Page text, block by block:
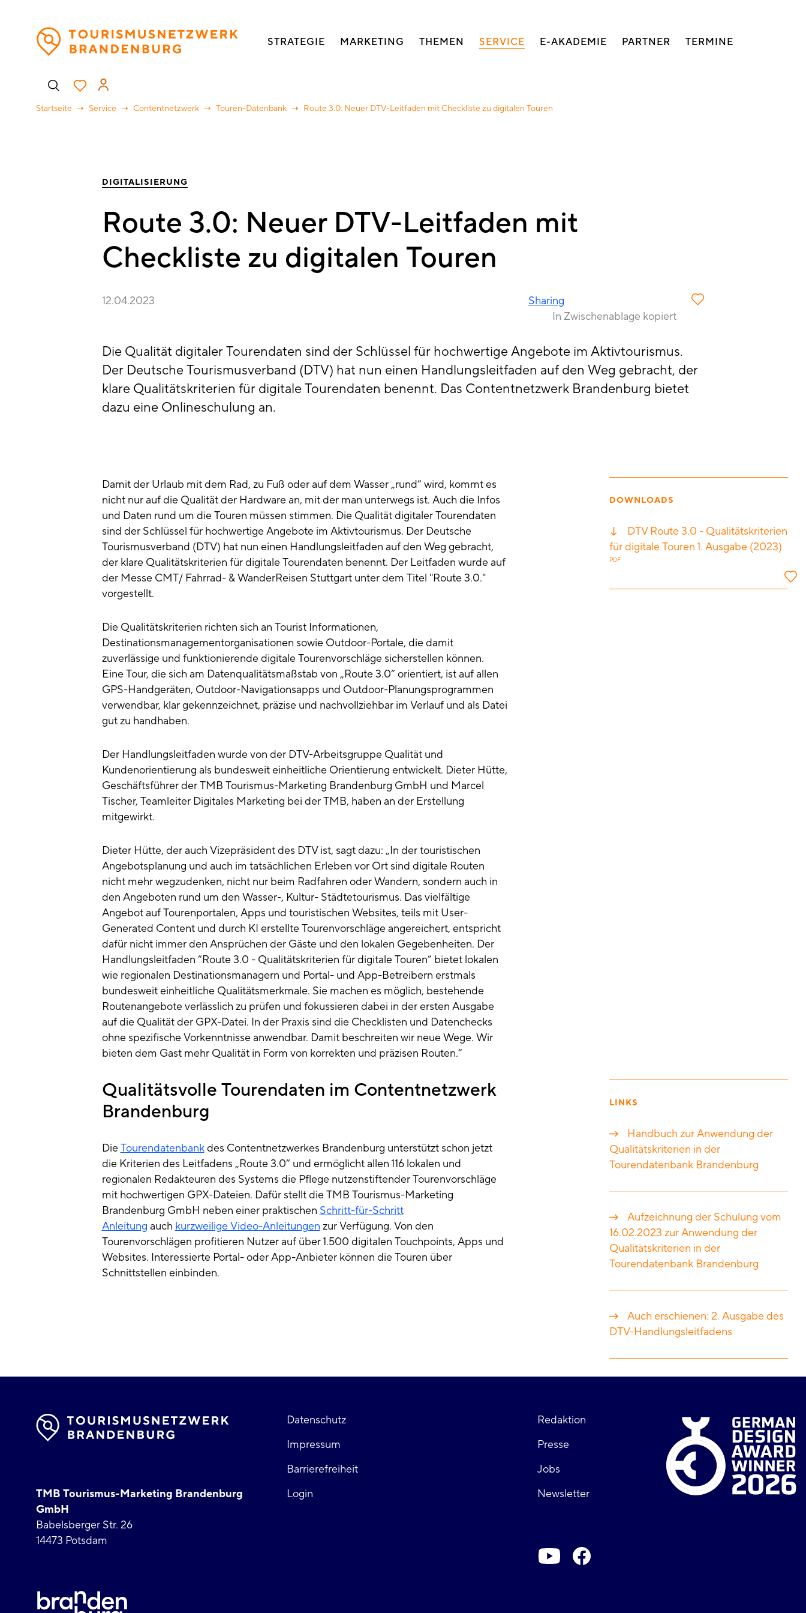
Hauptnavigation
STRATEGIE MARKETING THEMEN SERVICE E-AKADEMIE PARTNER TERMINE
Benutzermenü
Startseite Service Contentnetzwerk Touren-Datenbank Route 3.0: Neuer DTV-Leitfaden mit Checkliste zu digitalen Touren
DIGITALISIERUNG
Route 3.0: Neuer DTV-Leitfaden mit
Checkliste zu digitalen Touren
12.04.2023
Sharing
In Zwischenablage kopiert
Die Qualität digitaler Tourendaten sind der Schlüssel für hochwertige Angebote im Aktivtourismus.
Der Deutsche Tourismusverband (DTV) hat nun einen Handlungsleitfaden auf den Weg gebracht, der
klare Qualitätskriterien für digitale Tourendaten benennt. Das Contentnetzwerk Brandenburg bietet
dazu eine Onlineschulung an.
Damit der Urlaub mit dem Rad, zu Fuß oder auf dem Wasser „rund“ wird, kommt es
nicht nur auf die Qualität der Hardware an, mit der man unterwegs ist. Auch die Infos
und Daten rund um die Touren müssen stimmen. Die Qualität digitaler Tourendaten
sind der Schlüssel für hochwertige Angebote im Aktivtourismus. Der Deutsche
Tourismusverband (DTV) hat nun einen Handlungsleitfaden auf den Weg gebracht,
der klare Qualitätskriterien für digitale Tourendaten benennt. Der Leitfaden wurde auf
der Messe CMT/ Fahrrad- & WanderReisen Stuttgart unter dem Titel "Route 3.0."
vorgestellt.
Die Qualitätskriterien richten sich an Tourist Informationen,
Destinationsmanagementorganisationen sowie Outdoor-Portale, die damit
zuverlässige und funktionierende digitale Tourenvorschläge sicherstellen können.
Eine Tour, die sich am Datenqualitätsmaßstab von „Route 3.0“ orientiert, ist auf allen
GPS-Handgeräten, Outdoor-Navigationsapps und Outdoor-Planungsprogrammen
verwendbar, klar gekennzeichnet, präzise und nachvollziehbar im Verlauf und als Datei
gut zu handhaben.
Der Handlungsleitfaden wurde von der DTV-Arbeitsgruppe Qualität und
Kundenorientierung als bundesweit einheitliche Orientierung entwickelt. Dieter Hütte,
Geschäftsführer der TMB Tourismus-Marketing Brandenburg GmbH und Marcel
Tischer, Teamleiter Digitales Marketing bei der TMB, haben an der Erstellung
mitgewirkt.
Dieter Hütte, der auch Vizepräsident des DTV ist, sagt dazu: „In der touristischen
Angebotsplanung und auch im tatsächlichen Erleben vor Ort sind digitale Routen
nicht mehr wegzudenken, nicht nur beim Radfahren oder Wandern, sondern auch in
den Angeboten rund um den Wasser-, Kultur- Städtetourismus. Das vielfältige
Angebot auf Tourenportalen, Apps und touristischen Websites, teils mit User-
Generated Content und durch KI erstellte Tourenvorschläge angereichert, entspricht
dafür nicht immer den Ansprüchen der Gäste und den lokalen Gegebenheiten. Der
Handlungsleitfaden “Route 3.0 - Qualitätskriterien für digitale Touren” bietet lokalen
wie regionalen Destinationsmanagern und Portal- und App-Betreibern erstmals
bundesweit einheitliche Qualitätsmerkmale. Sie machen es möglich, bestehende
Routenangebote verlässlich zu prüfen und fokussieren dabei in der ersten Ausgabe
auf die Qualität der GPX-Datei. In der Praxis sind die Checklisten und Datenchecks
ohne spezifische Vorkenntnisse anwendbar. Damit beschreiten wir neue Wege. Wir
bieten dem Gast mehr Qualität in Form von korrekten und präzisen Routen.“
DOWNLOADS
DTV Route 3.0 - Qualitätskriterien
für digitale Touren 1. Ausgabe (2023)
PDF
Qualitätsvolle Tourendaten im Contentnetzwerk
Brandenburg
DieTourendatenbankdes Contentnetzwerkes Brandenburg unterstützt schon jetzt
die Kriterien des Leitfadens „Route 3.0“ und ermöglicht allen 116 lokalen und
regionalen Redakteuren des Systems die Pflege nutzenstiftender Tourenvorschläge
mit hochwertigen GPX-Dateien. Dafür stellt die TMB Tourismus-Marketing
Brandenburg GmbH neben einer praktischen Schritt-für-Schritt
Anleitung auch kurzweilige Video-Anleitungen zur Verfügung. Von den
Tourenvorschlägen profitieren Nutzer auf über 1.500 digitalen Touchpoints, Apps und
Websites. Interessierte Portal- oder App-Anbieter können die Touren über
Schnittstellen einbinden.
LINKS
Handbuch zur Anwendung der
Qualitätskriterien in der
Tourendatenbank Brandenburg
Aufzeichnung der Schulung vom
16.02.2023 zur Anwendung der
Qualitätskriterien in der
Tourendatenbank Brandenburg
Auch erschienen: 2. Ausgabe des
DTV-Handlungsleitfadens
TMB Tourismus-Marketing Brandenburg
GmbH
Babelsberger Str. 26
14473 Potsdam
Fußzeile
links
Datenschutz
Impressum
Barrierefreiheit
Login
Fußzeile
rechts
Redaktion
Presse
Jobs
Newsletter
Soziale-